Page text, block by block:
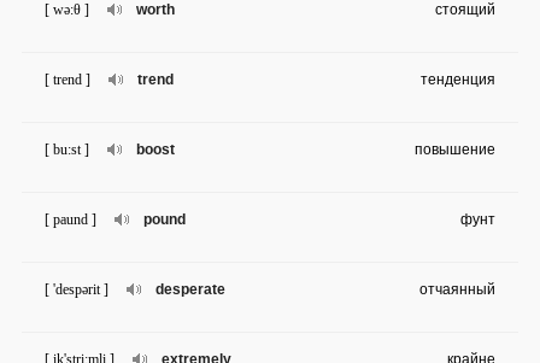
worth
[ wə:θ ] стоящий
trend
[ trend ] тенденция
boost
[ bu:st ] повышение
pound
[ paund ] фунт
desperate
[ 'despərit ] отчаянный
extremely
[ ik'stri:mli ] крайне